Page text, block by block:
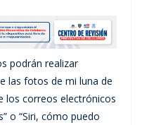
podrán realizar
las fotos de mi luna de
los correos electrónicos
o “Siri, cómo puedo